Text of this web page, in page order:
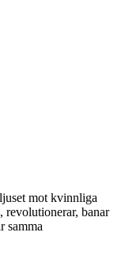
mot kvinnliga
revolutionerar, banar
samma